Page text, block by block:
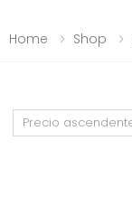
Home Shop